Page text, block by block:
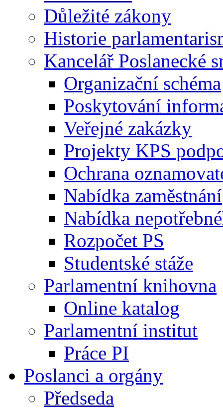
Důležité zákony
Historie
Kancelář Poslanecké
Organizační schéma
Poskytování
Veřejné zakázky
Projekty KPS
Ochrana
Nabídka zaměstnání
Nabídka
Rozpočet PS
Studentské stáže
Parlamentní knihovna
Online katalog
Parlamentní institut
Práce PI
Poslanci a orgány
Předseda